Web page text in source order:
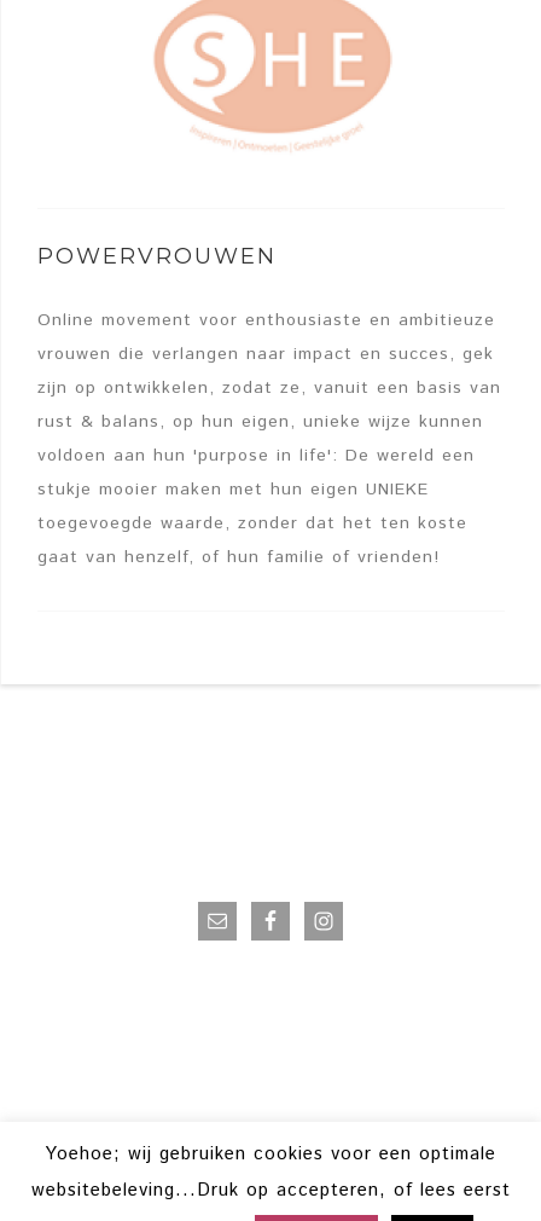
POWERVROUWEN
Online movement voor enthousiaste en ambitieuze
vrouwen die verlangen naar impact en succes, gek
zijn op ontwikkelen, zodat ze, vanuit een basis van
rust & balans, op hun eigen, unieke wijze kunnen
voldoen aan hun 'purpose in life': De wereld een
stukje mooier maken met hun eigen UNIEKE
toegevoegde waarde, zonder dat het ten koste
gaat van henzelf, of hun familie of vrienden!
VOLG OP INSTAGRAM
Yoehoe; wij gebruiken cookies voor een optimale
websitebeleving...Druk op accepteren, of lees eerst